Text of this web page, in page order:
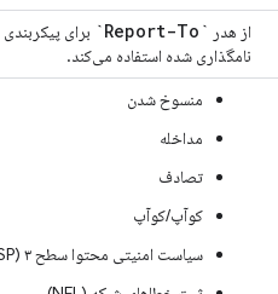
از هدر `Report-To` برای پیکربندی
نامگذاری شده استفاده می‌کند.
منسوخ شدن
مداخله
تصادف
کوآپ/کوآپ
سیاست امنیتی محتوا سطح ۳ (CSP سطح ۳)